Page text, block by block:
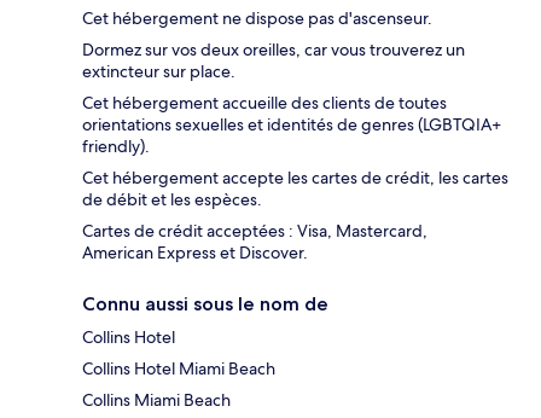
Cet hébergement ne dispose pas d'ascenseur.
Dormez sur vos deux oreilles, car vous trouverez un
extincteur sur place.
Cet hébergement accueille des clients de toutes
orientations sexuelles et identités de genres (LGBTQIA+
friendly).
Cet hébergement accepte les cartes de crédit, les cartes
de débit et les espèces.
Cartes de crédit acceptées : Visa, Mastercard,
American Express et Discover.
Connu aussi sous le nom de
Collins Hotel
Collins Hotel Miami Beach
Collins Miami Beach